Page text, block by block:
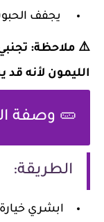
يجفف
⚠️ ملاحظة:
الليمون لأنه
🥒 وصفة
الطريقة: